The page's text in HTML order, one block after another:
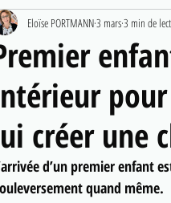
créer une
Eloïse PORTMANN3 mars3 min de
d’un premier enfant
quand même.